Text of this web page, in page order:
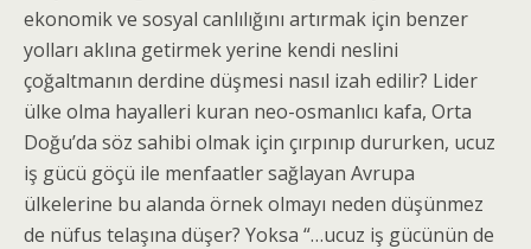
ekonomik ve sosyal canlılığını artırmak için benzer
yolları aklına getirmek yerine kendi neslini
çoğaltmanın derdine düşmesi nasıl izah edilir? Lider
ülke olma hayalleri kuran neo-osmanlıcı kafa, Orta
Doğu’da söz sahibi olmak için çırpınıp dururken, ucuz
iş gücü göçü ile menfaatler sağlayan Avrupa
ülkelerine bu alanda örnek olmayı neden düşünmez
de nüfus telaşına düşer? Yoksa “…ucuz iş gücünün de